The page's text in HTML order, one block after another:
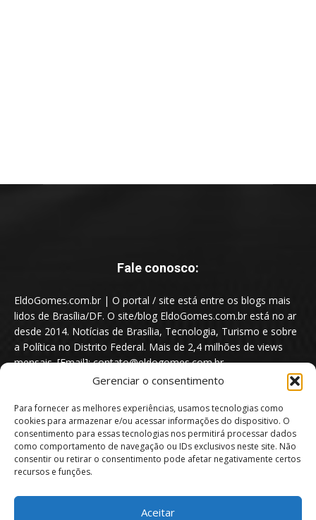
Gerenciar o consentimento
Para fornecer as melhores experiências, usamos tecnologias como
cookies para armazenar e/ou acessar informações do dispositivo. O
consentimento para essas tecnologias nos permitirá processar dados
como comportamento de navegação ou IDs exclusivos neste site. Não
consentir ou retirar o consentimento pode afetar negativamente certos
recursos e funções.
Aceitar
Fale conosco:
EldoGomes.com.br | O portal / site está entre os blogs mais
lidos de Brasília/DF. O site/blog EldoGomes.com.br está no ar
desde 2014. Notícias de Brasília, Tecnologia, Turismo e sobre
a Política no Distrito Federal. Mais de 2,4 milhões de views
mensais. [Email]: contato@eldogomes.com.br